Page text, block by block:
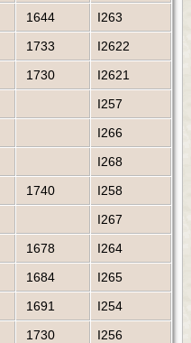
1644
I263
1733
I2622
1730
I2621
I257
I266
I268
1740
I258
I267
1678
I264
1684
I265
1691
I254
1730
I256